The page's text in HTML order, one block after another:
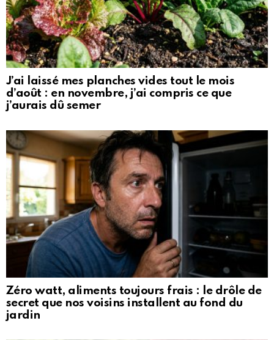
J’ai laissé mes planches vides tout le mois
d’août : en novembre, j’ai compris ce que
j’aurais dû semer
Zéro watt, aliments toujours frais : le drôle de
secret que nos voisins installent au fond du
jardin